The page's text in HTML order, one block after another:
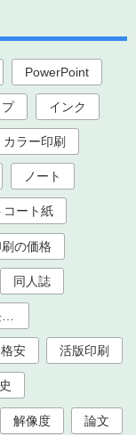
PowerPoint
インク
カラー印刷
ノート
コート紙
の価格
同人誌
格安 活版印刷
解像度 論文